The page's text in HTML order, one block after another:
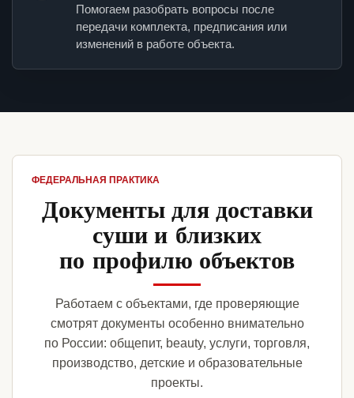
Помогаем разобрать вопросы после
передачи комплекта, предписания или
изменений в работе объекта.
ФЕДЕРАЛЬНАЯ ПРАКТИКА
Документы для доставки
суши и близких
по профилю объектов
Работаем с объектами, где проверяющие
смотрят документы особенно внимательно
по России: общепит, beauty, услуги, торговля,
производство, детские и образовательные
проекты.